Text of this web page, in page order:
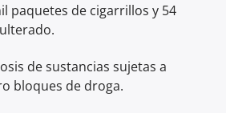
paquetes de cigarrillos y 54
de sustancias sujetas a
bloques de droga.